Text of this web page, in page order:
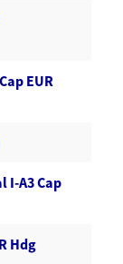
EUR
I-A3 Cap
Hdg